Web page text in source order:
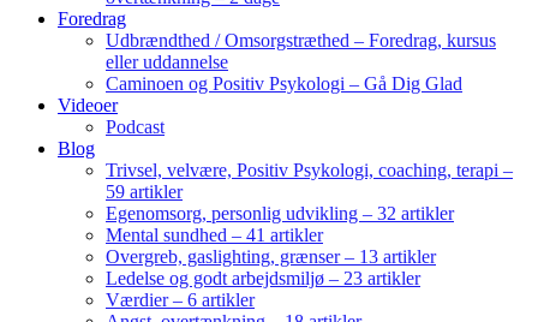
Foredrag
Udbrændthed / Omsorgstræthed – Foredrag, kursus
eller uddannelse
Caminoen og Positiv Psykologi – Gå Dig Glad
Videoer
Podcast
Blog
Trivsel, velvære, Positiv Psykologi, coaching, terapi –
59 artikler
Egenomsorg, personlig udvikling – 32 artikler
Mental sundhed – 41 artikler
Overgreb, gaslighting, grænser – 13 artikler
Ledelse og godt arbejdsmiljø – 23 artikler
Værdier – 6 artikler